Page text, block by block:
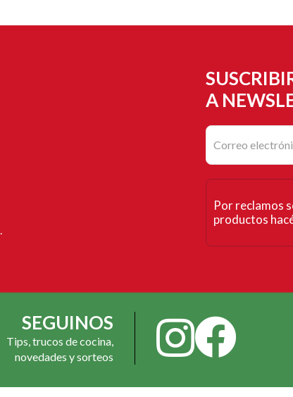
A
Por reclamos
productos
SEGUINOS
Tips, trucos de cocina,
novedades y sorteos